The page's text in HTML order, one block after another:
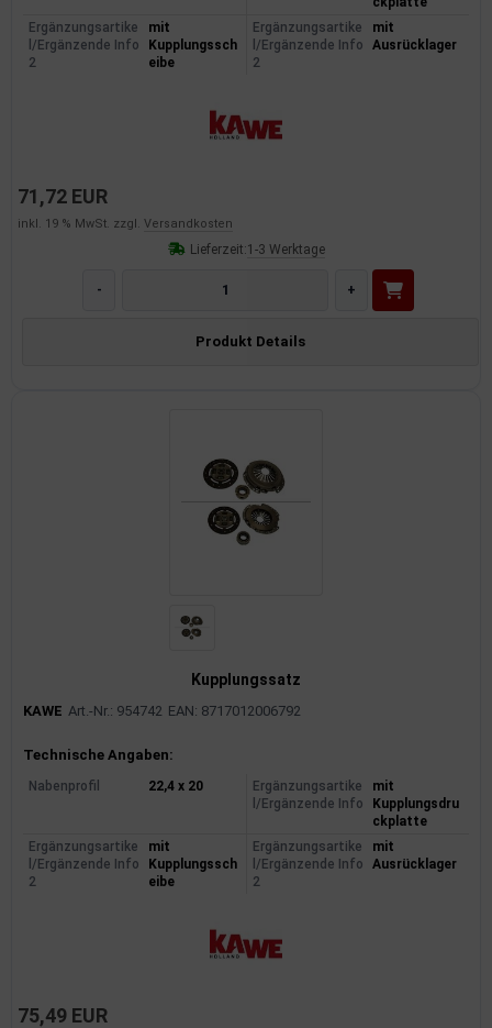
Ergänzungsartike
l/Ergänzende Info
2
mit
Kupplungssch
eibe
Ergänzungsartike
l/Ergänzende Info
2
mit
Ausrücklager
71,72 EUR
inkl. 19 % MwSt. zzgl. Versandkosten
Lieferzeit:1-3 Werktage
- +
Produkt Details
Kupplungssatz
KAWE Art.-Nr.: 954742 EAN: 8717012006792
Produktinformationen
Technische Angaben:
Nabenprofil 22,4 x 20
Ergänzungsartike
l/Ergänzende Info
mit
Kupplungsdru
ckplatte
Ergänzungsartike
l/Ergänzende Info
2
mit
Kupplungssch
eibe
Ergänzungsartike
l/Ergänzende Info
2
mit
Ausrücklager
75,49 EUR